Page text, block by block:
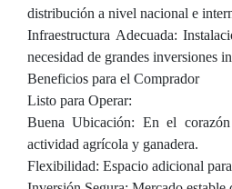
distribución a nivel nacional e
Infraestructura Adecuada:
necesidad de grandes inversiones
Beneficios para el Comprador
Listo para Operar:
Buena Ubicación: En el
actividad agrícola y ganadera.
Flexibilidad: Espacio adicional